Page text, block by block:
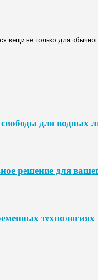
вещи не только для
для водных
решение для
технологиях